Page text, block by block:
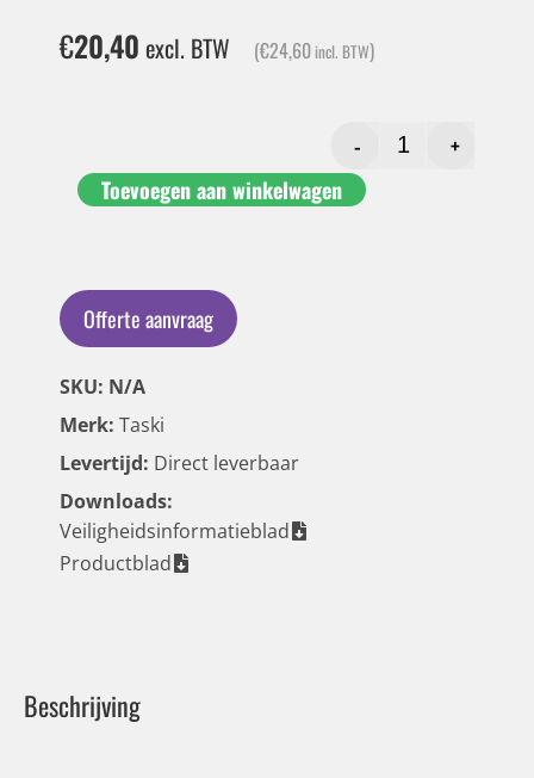
€20,40 excl. BTW (€24,60 incl. BTW)
-
+
Toevoegen aan winkelwagen
Offerte aanvraag
SKU: N/A
Merk: Taski
Levertijd: Direct leverbaar
Downloads:
Veiligheidsinformatieblad
Productblad
Beschrijving